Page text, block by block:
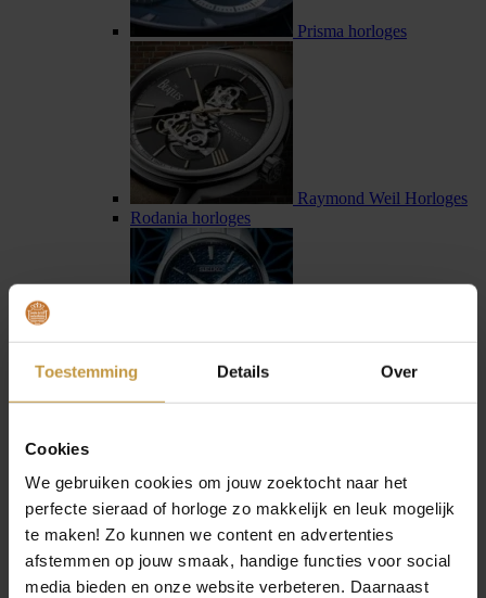
Toestemming Details Over
Cookies
We gebruiken cookies om jouw zoektocht naar het
perfecte sieraad of horloge zo makkelijk en leuk mogelijk
te maken! Zo kunnen we content en advertenties
afstemmen op jouw smaak, handige functies voor social
media bieden en onze website verbeteren. Daarnaast
Prisma horloges
Raymond Weil Horloges
Rodania horloges
Seiko Astron horloges
Sternglas horloges